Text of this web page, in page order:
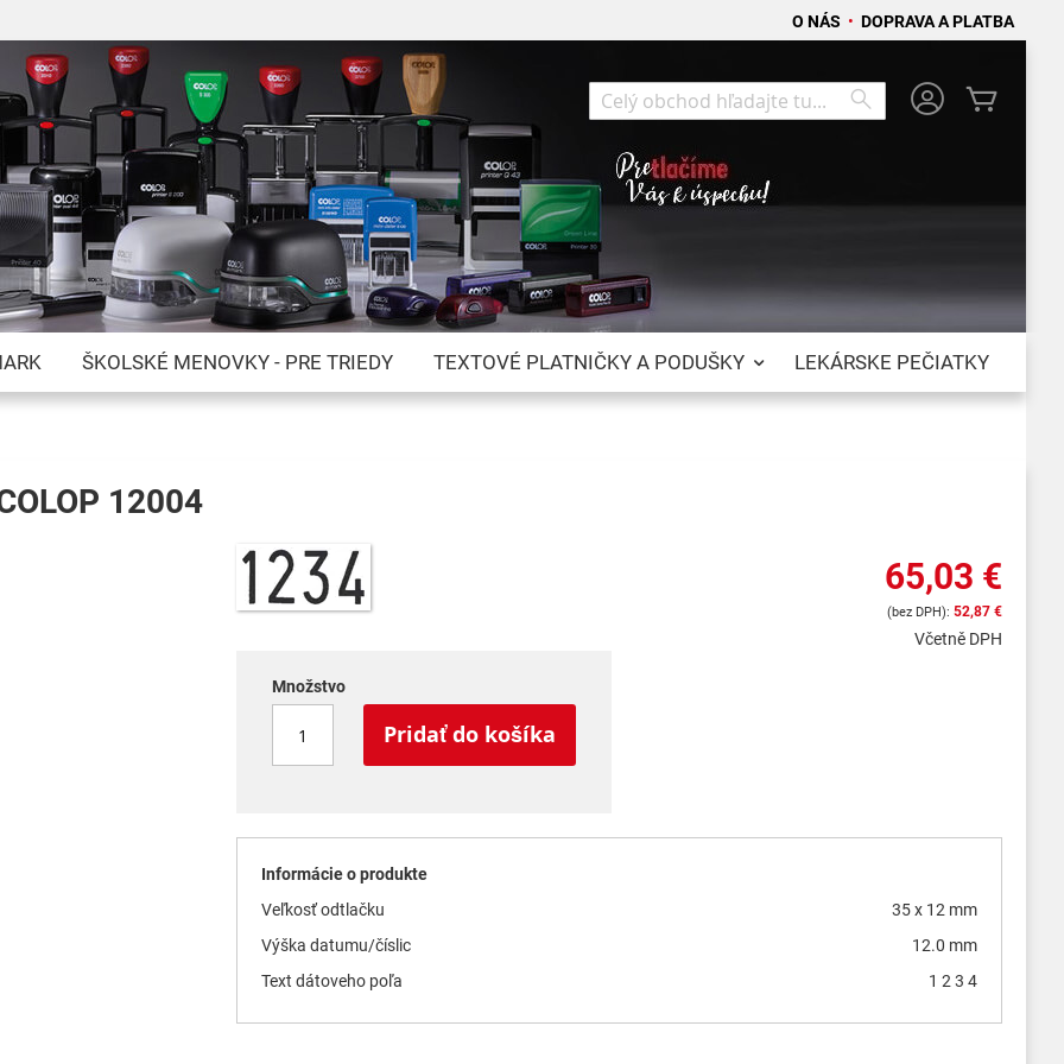
O NÁS • DOPRAVA A PLATBA
to
Content
Search
ŠKOLSKÉ MENOVKY - PRE TRIEDY TEXTOVÉ PLATNIČKY A PODUŠKY LEKÁRSKE PEČIATKY
12004
65,03 €
52,87 €
Včetně DPH
Množstvo
Pridať do košíka
Informácie o produkte
Veľkosť odtlačku
35 x 12 mm
Výška datumu/číslic
12.0 mm
Text dátoveho poľa
1 2 3 4